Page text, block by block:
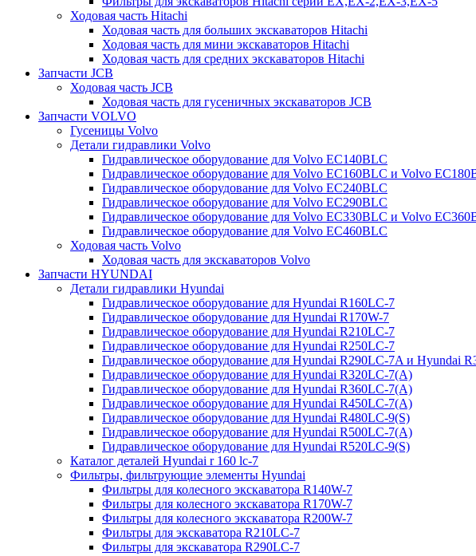
Ходовая часть Hitachi
Ходовая часть для больших экскаваторов Hitachi
Ходовая часть для мини экскаваторов Hitachi
Ходовая часть для средних экскаваторов Hitachi
Запчасти JCB
Ходовая часть JCB
Ходовая часть для гусеничных экскаваторов JCB
Запчасти VOLVO
Гусеницы Volvo
Детали гидравлики Volvo
Гидравлическое оборудование для Volvo EC140BLC
Гидравлическое оборудование для Volvo EC160BLC и Volvo
Гидравлическое оборудование для Volvo EC240BLC
Гидравлическое оборудование для Volvo EC290BLC
Гидравлическое оборудование для Volvo EC330BLC и Volvo
Гидравлическое оборудование для Volvo EC460BLC
Ходовая часть Volvo
Ходовая часть для экскаваторов Volvo
Запчасти HYUNDAI
Детали гидравлики Hyundai
Гидравлическое оборудование для Hyundai R160LC-7
Гидравлическое оборудование для Hyundai R170W-7
Гидравлическое оборудование для Hyundai R210LC-7
Гидравлическое оборудование для Hyundai R250LC-7
Гидравлическое оборудование для Hyundai R290LC-7A и Hyundai
Гидравлическое оборудование для Hyundai R320LC-7(A)
Гидравлическое оборудование для Hyundai R360LC-7(A)
Гидравлическое оборудование для Hyundai R450LC-7(A)
Гидравлическое оборудование для Hyundai R480LC-9(S)
Гидравлическое оборудование для Hyundai R500LC-7(A)
Гидравлическое оборудование для Hyundai R520LC-9(S)
Каталог деталей Hyundai r 160 lc-7
Фильтры, фильтрующие элементы Hyundai
Фильтры для колесного экскаватора R140W-7
Фильтры для колесного экскаватора R170W-7
Фильтры для колесного экскаватора R200W-7
Фильтры для экскаватора R210LC-7
Фильтры для экскаватора R290LC-7